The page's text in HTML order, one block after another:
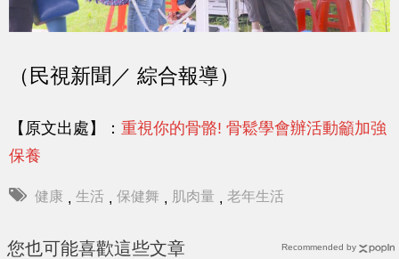
（民視新聞／ 綜合報導）
【原文出處】： 重視你的骨骼! 骨鬆學會辦活動籲加強
保養
健康 , 生活 , 保健舞 , 肌肉量 , 老年生活
您也可能喜歡這些文章 Recommended by